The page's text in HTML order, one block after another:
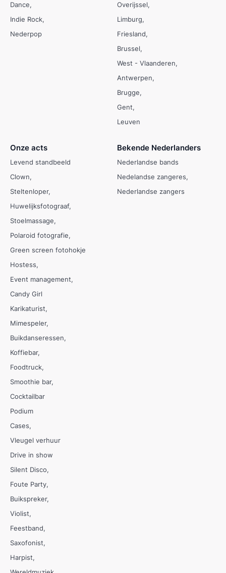
Dance
Indie Rock
Nederpop
Overijssel
Limburg
Friesland
Brussel
West - Vlaanderen
Antwerpen
Brugge
Gent
Leuven
Onze acts
Levend standbeeld
Clown
Steltenloper
Huwelijksfotograaf
Stoelmassage
Polaroid fotografie
Green screen fotohokje
Hostess
Event management
Candy Girl
Karikaturist
Mimespeler
Buikdanseressen
Koffiebar
Foodtruck
Smoothie bar
Cocktailbar
Podium
Cases
Vleugel verhuur
Drive in show
Silent Disco
Foute Party
Buikspreker
Violist
Feestband
Saxofonist
Harpist
Bekende Nederlanders
Nederlandse bands
Nedelandse zangeres
Nederlandse zangers